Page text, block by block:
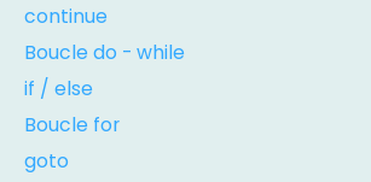
continue
Boucle do - while
if / else
Boucle for
goto